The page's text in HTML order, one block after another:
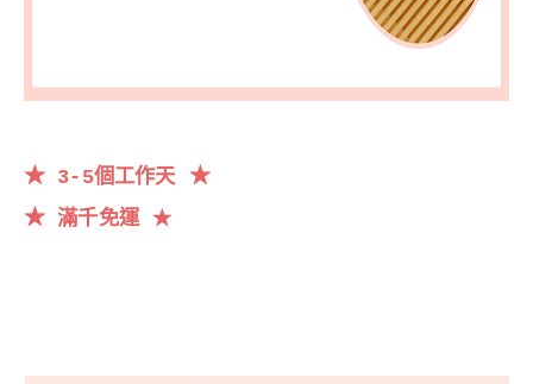
★ 3-5個工作天★
★ 滿千免運 ★